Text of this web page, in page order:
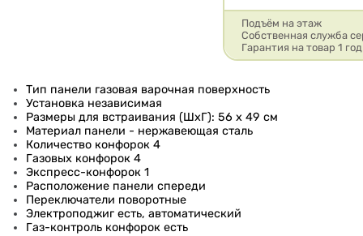
Подъём на этаж
Собственная служба
Гарантия на товар 1 год
Тип панели газовая варочная поверхность
Установка независимая
Размеры для встраивания (ШхГ): 56 x 49 см
Материал панели - нержавеющая сталь
Количество конфорок 4
Газовых конфорок 4
Экспресс-конфорок 1
Расположение панели спереди
Переключатели поворотные
Электроподжиг есть, автоматический
Газ-контроль конфорок есть